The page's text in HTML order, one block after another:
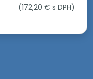
(172,20 € s DPH)